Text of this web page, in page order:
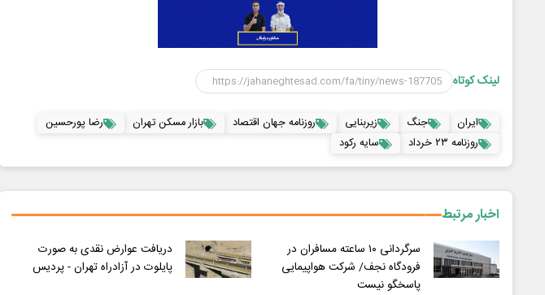
لینک کوتاه
ایران جنگ زیربنایی روزنامه جهان اقتصاد بازار مسکن تهران
رضا پورحسین
روزنامه ۲۳ خرداد
سایه رکود
اخبار مرتبط
سرگردانی ۱۰ ساعته مسافران در
فرودگاه نجف/ شرکت هواپیمایی
پاسخگو نیست
دریافت عوارض نقدی به صورت
پایلوت در آزادراه تهران - پردیس